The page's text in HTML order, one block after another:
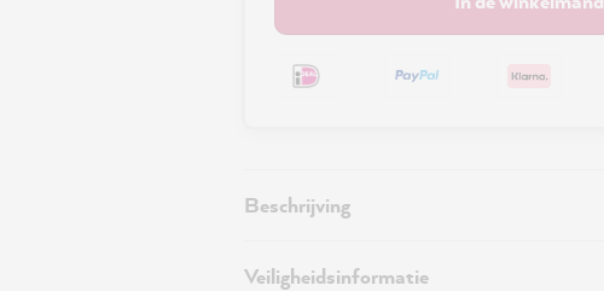
Beschrijving
Veiligheidsinformatie